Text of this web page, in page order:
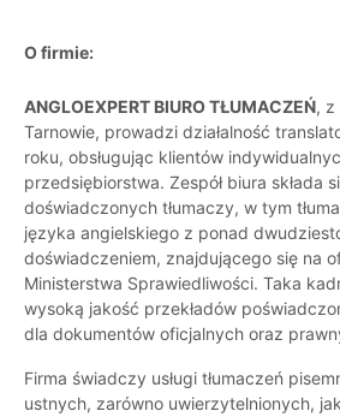
O firmie:
ANGLOEXPERT BIURO TŁUMACZEŃ, z
Tarnowie, prowadzi działalność
roku, obsługując klientów
przedsiębiorstwa. Zespół biura składa
doświadczonych tłumaczy, w tym
języka angielskiego z ponad
doświadczeniem, znajdującego się na
Ministerstwa Sprawiedliwości. Taka
wysoką jakość przekładów
dla dokumentów oficjalnych oraz
Firma świadczy usługi tłumaczeń
ustnych, zarówno uwierzytelnionych,